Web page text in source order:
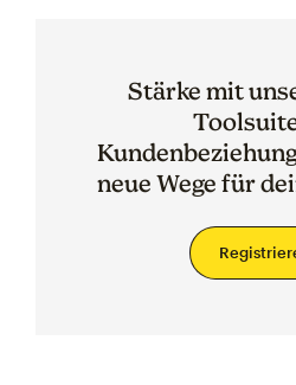
Stärke mit
neue Wege für